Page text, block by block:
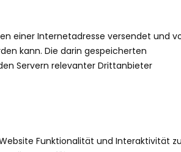
einer Internetadresse versendet und
kann. Die darin gespeicherten
Servern relevanter Drittanbieter
Funktionalität und Interaktivität zu